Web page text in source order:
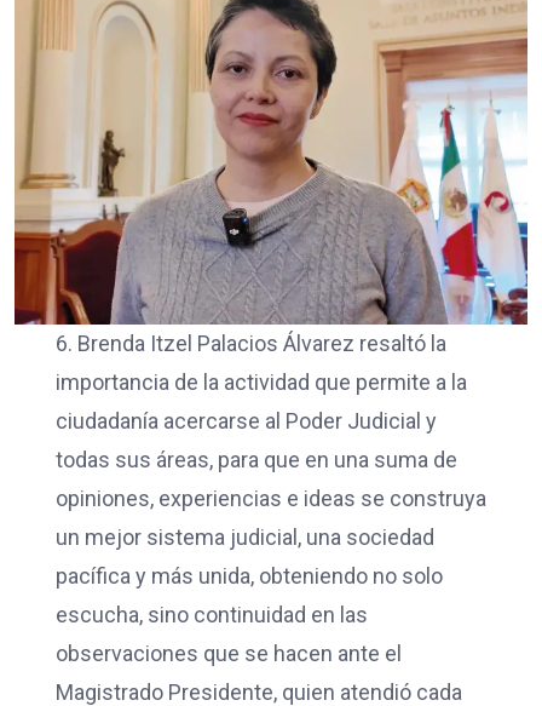
6. Brenda Itzel Palacios Álvarez resaltó la
importancia de la actividad que permite a la
ciudadanía acercarse al Poder Judicial y
todas sus áreas, para que en una suma de
opiniones, experiencias e ideas se construya
un mejor sistema judicial, una sociedad
pacífica y más unida, obteniendo no solo
escucha, sino continuidad en las
observaciones que se hacen ante el
Magistrado Presidente, quien atendió cada